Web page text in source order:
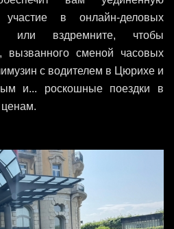
в онлайн-деловых
или вздремните, чтобы
вызванного сменой часовых
с водителем в Цюрихе и
и... роскошные поездки в